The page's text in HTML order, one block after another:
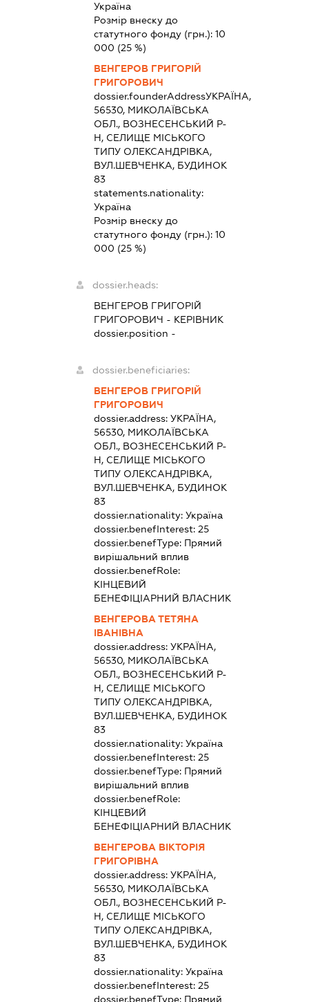
Україна
Розмір внеску до
статутного фонду (грн.):10
000 (25 %)
ВЕНГЕРОВ ГРИГОРІЙ
ГРИГОРОВИЧ
dossier.founderAddressУКРАЇНА,
56530, МИКОЛАЇВСЬКА
ОБЛ., ВОЗНЕСЕНСЬКИЙ Р-
Н, СЕЛИЩЕ МІСЬКОГО
ТИПУ ОЛЕКСАНДРІВКА,
ВУЛ.ШЕВЧЕНКА, БУДИНОК
83
statements.nationality:
Україна
Розмір внеску до
статутного фонду (грн.):10
000 (25 %)
dossier.heads:
ВЕНГЕРОВ ГРИГОРІЙ
ГРИГОРОВИЧ - КЕРІВНИК
dossier.position -
dossier.beneficiaries:
ВЕНГЕРОВ ГРИГОРІЙ
ГРИГОРОВИЧ
dossier.address:УКРАЇНА,
56530, МИКОЛАЇВСЬКА
ОБЛ., ВОЗНЕСЕНСЬКИЙ Р-
Н, СЕЛИЩЕ МІСЬКОГО
ТИПУ ОЛЕКСАНДРІВКА,
ВУЛ.ШЕВЧЕНКА, БУДИНОК
83
dossier.nationality:Україна
dossier.benefInterest:25
dossier.benefType: Прямий
вирішальний вплив
dossier.benefRole:
КІНЦЕВИЙ
БЕНЕФІЦІАРНИЙ ВЛАСНИК
ВЕНГЕРОВА ТЕТЯНА
ІВАНІВНА
dossier.address:УКРАЇНА,
56530, МИКОЛАЇВСЬКА
ОБЛ., ВОЗНЕСЕНСЬКИЙ Р-
Н, СЕЛИЩЕ МІСЬКОГО
ТИПУ ОЛЕКСАНДРІВКА,
ВУЛ.ШЕВЧЕНКА, БУДИНОК
83
dossier.nationality:Україна
dossier.benefInterest:25
dossier.benefType: Прямий
вирішальний вплив
dossier.benefRole:
КІНЦЕВИЙ
БЕНЕФІЦІАРНИЙ ВЛАСНИК
ВЕНГЕРОВА ВІКТОРІЯ
ГРИГОРІВНА
dossier.address:УКРАЇНА,
56530, МИКОЛАЇВСЬКА
ОБЛ., ВОЗНЕСЕНСЬКИЙ Р-
Н, СЕЛИЩЕ МІСЬКОГО
ТИПУ ОЛЕКСАНДРІВКА,
ВУЛ.ШЕВЧЕНКА, БУДИНОК
83
dossier.nationality:Україна
dossier.benefInterest:25
dossier.benefType: Прямий